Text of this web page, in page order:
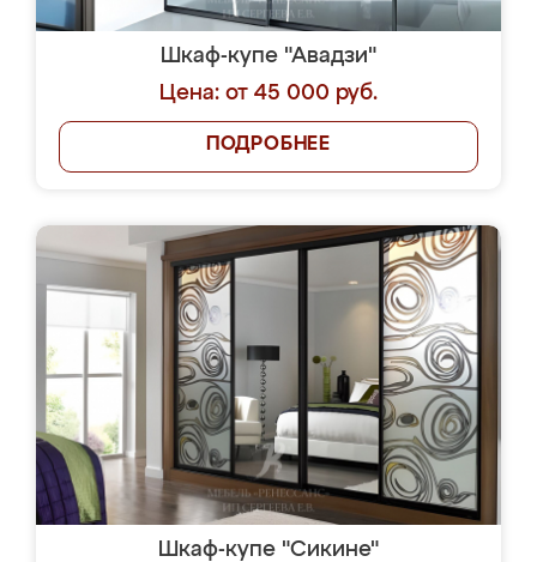
Шкаф-купе "Авадзи"
Цена: от 45 000 руб.
ПОДРОБНЕЕ
Шкаф-купе "Сикине"